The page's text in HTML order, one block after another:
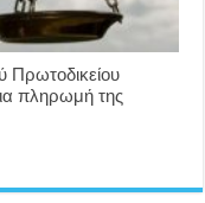
Πρωτοδικείου
πληρωμή της